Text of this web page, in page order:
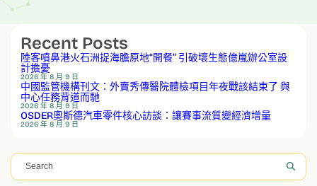
搜
尋
Recent Posts
陸客噴鼻港火石洲捉海膽原地“開餐” 引破壞生態億嵐辦公室設
計擔憂
2026 年 8 月 9 日
中國監管機構刊文：外賣秀傳醫院體檢項目年夜戰該結束了 與
中心任務背道而馳
2026 年 8 月 9 日
OSDER奧斯德汽車零件核心訪談：讓賽事流質變經濟增量
2026 年 8 月 9 日